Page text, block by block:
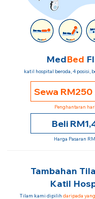
MedBed
katil hospital beroda, 4 posisi,
Sewa
Penghantaran
Beli
Harga Pasaran
Tambahan
Katil
Tilam kami dipilih daripada